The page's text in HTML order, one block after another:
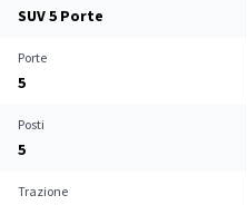
SUV 5 Porte
Porte
5
Posti
5
Trazione